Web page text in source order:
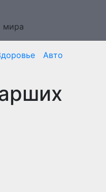
мира
Авто